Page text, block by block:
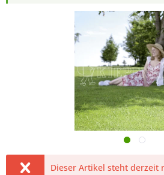
Dieser Artikel steht derzeit